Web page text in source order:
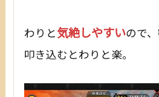
わりと気絶しやすいので
叩き込むとわりと楽。